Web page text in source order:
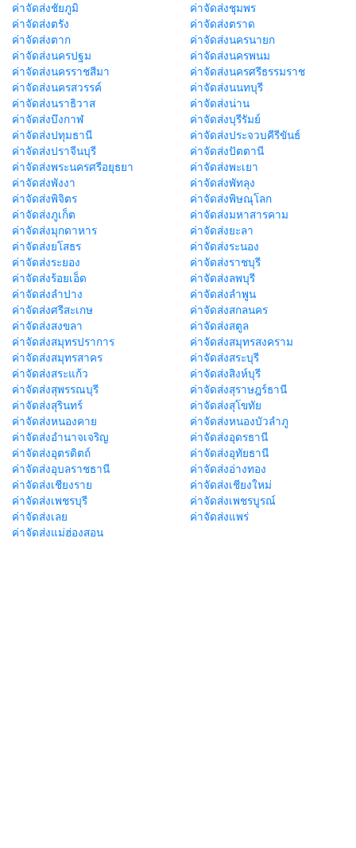
ค่าจัดส่งชัยภูมิ
ค่าจัดส่งชุมพร
ค่าจัดส่งตรัง
ค่าจัดส่งตราด
ค่าจัดส่งตาก
ค่าจัดส่งนครนายก
ค่าจัดส่งนครปฐม
ค่าจัดส่งนครพนม
ค่าจัดส่งนครราชสีมา
ค่าจัดส่งนครศรีธรรมราช
ค่าจัดส่งนครสวรรค์
ค่าจัดส่งนนทบุรี
ค่าจัดส่งนราธิวาส
ค่าจัดส่งน่าน
ค่าจัดส่งบึงกาฬ
ค่าจัดส่งบุรีรัมย์
ค่าจัดส่งปทุมธานี
ค่าจัดส่งประจวบคีรีขันธ์
ค่าจัดส่งปราจีนบุรี
ค่าจัดส่งปัตตานี
ค่าจัดส่งพระนครศรีอยุธยา
ค่าจัดส่งพะเยา
ค่าจัดส่งพังงา
ค่าจัดส่งพัทลุง
ค่าจัดส่งพิจิตร
ค่าจัดส่งพิษณุโลก
ค่าจัดส่งภูเก็ต
ค่าจัดส่งมหาสารคาม
ค่าจัดส่งมุกดาหาร
ค่าจัดส่งยะลา
ค่าจัดส่งยโสธร
ค่าจัดส่งระนอง
ค่าจัดส่งระยอง
ค่าจัดส่งราชบุรี
ค่าจัดส่งร้อยเอ็ด
ค่าจัดส่งลพบุรี
ค่าจัดส่งลำปาง
ค่าจัดส่งลำพูน
ค่าจัดส่งศรีสะเกษ
ค่าจัดส่งสกลนคร
ค่าจัดส่งสงขลา
ค่าจัดส่งสตูล
ค่าจัดส่งสมุทรปราการ
ค่าจัดส่งสมุทรสงคราม
ค่าจัดส่งสมุทรสาคร
ค่าจัดส่งสระบุรี
ค่าจัดส่งสระแก้ว
ค่าจัดส่งสิงห์บุรี
ค่าจัดส่งสุพรรณบุรี
ค่าจัดส่งสุราษฎร์ธานี
ค่าจัดส่งสุรินทร์
ค่าจัดส่งสุโขทัย
ค่าจัดส่งหนองคาย
ค่าจัดส่งหนองบัวลำภู
ค่าจัดส่งอำนาจเจริญ
ค่าจัดส่งอุดรธานี
ค่าจัดส่งอุตรดิตถ์
ค่าจัดส่งอุทัยธานี
ค่าจัดส่งอุบลราชธานี
ค่าจัดส่งอ่างทอง
ค่าจัดส่งเชียงราย
ค่าจัดส่งเชียงใหม่
ค่าจัดส่งเพชรบุรี
ค่าจัดส่งเพชรบูรณ์
ค่าจัดส่งเลย
ค่าจัดส่งแพร่
ค่าจัดส่งแม่ฮ่องสอน